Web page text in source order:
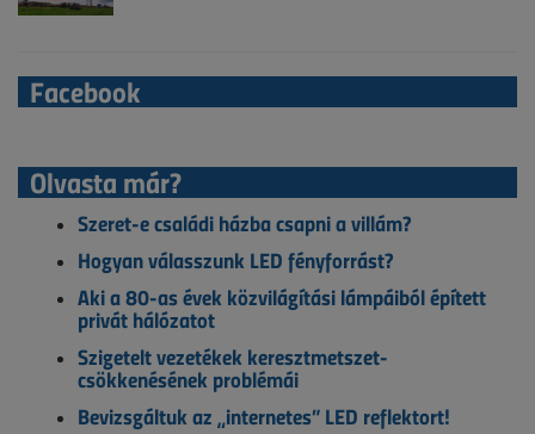
Facebook
Olvasta már?
Szeret-e családi házba csapni a villám?
Hogyan válasszunk LED fényforrást?
Aki a 80-as évek közvilágítási lámpáiból épített
privát hálózatot
Szigetelt vezetékek keresztmetszet-
csökkenésének problémái
Bevizsgáltuk az „internetes” LED reflektort!